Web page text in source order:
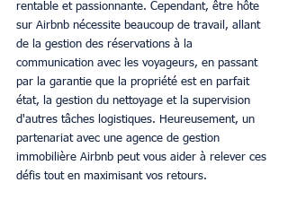
rentable et passionnante. Cependant, être hôte
sur Airbnb nécessite beaucoup de travail, allant
de la gestion des réservations à la
communication avec les voyageurs, en passant
par la garantie que la propriété est en parfait
état, la gestion du nettoyage et la supervision
d'autres tâches logistiques. Heureusement, un
partenariat avec une agence de gestion
immobilière Airbnb peut vous aider à relever ces
défis tout en maximisant vos retours.